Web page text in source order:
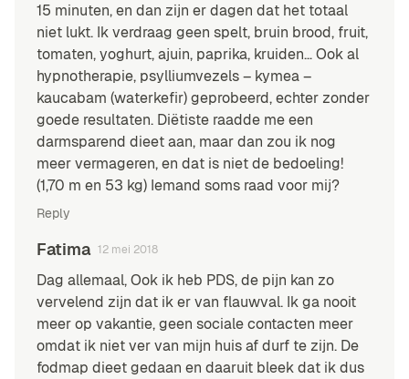
15 minuten, en dan zijn er dagen dat het totaal
niet lukt. Ik verdraag geen spelt, bruin brood, fruit,
tomaten, yoghurt, ajuin, paprika, kruiden… Ook al
hypnotherapie, psylliumvezels – kymea –
kaucabam (waterkefir) geprobeerd, echter zonder
goede resultaten. Diëtiste raadde me een
darmsparend dieet aan, maar dan zou ik nog
meer vermageren, en dat is niet de bedoeling!
(1,70 m en 53 kg) Iemand soms raad voor mij?
Reply
Fatima 12 mei 2018
Dag allemaal, Ook ik heb PDS, de pijn kan zo
vervelend zijn dat ik er van flauwval. Ik ga nooit
meer op vakantie, geen sociale contacten meer
omdat ik niet ver van mijn huis af durf te zijn. De
fodmap dieet gedaan en daaruit bleek dat ik dus